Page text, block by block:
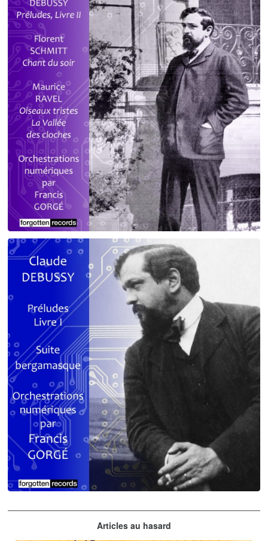
Debussy - Schmitt - Ravel
orchestrations numériques par Francis Gorgé
Articles au hasard